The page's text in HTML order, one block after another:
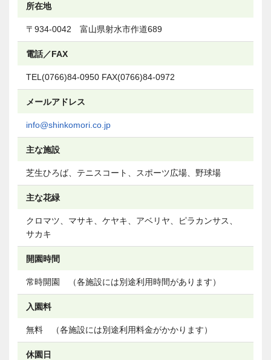
所在地
〒934-0042 富山県射水市作道689
電話／FAX
TEL(0766)84-0950 FAX(0766)84-0972
メールアドレス
info@shinkomori.co.jp
主な施設
芝生ひろば、テニスコート、スポーツ広場、野球場
主な花緑
クロマツ、マサキ、ケヤキ、アベリヤ、ピラカンサス、
サカキ
開園時間
常時開園 （各施設には別途利用時間があります）
入園料
無料 （各施設には別途利用料金がかかります）
休園日